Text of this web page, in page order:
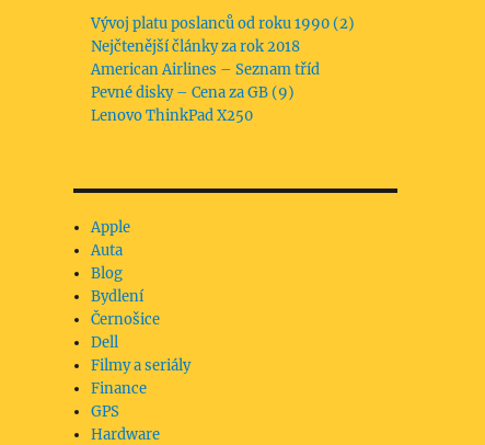
Vývoj platu poslanců od roku 1990 (2)
Nejčtenější články za rok 2018
American Airlines – Seznam tříd
Pevné disky – Cena za GB (9)
Lenovo ThinkPad X250
Apple
Auta
Blog
Bydlení
Černošice
Dell
Filmy a seriály
Finance
GPS
Hardware